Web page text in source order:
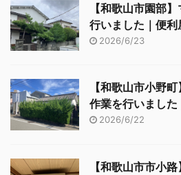
【和歌山市園部
行いました｜便利
2026/6/23
【和歌山市小野
作業を行いまし
2026/6/22
【和歌山市市小